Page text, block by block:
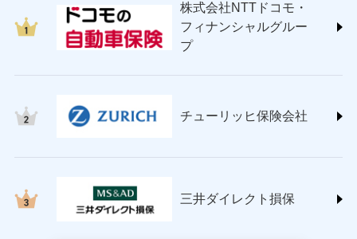
ＳＯＭＰＯダイレクト損害保険株式会社
(https://www.sompo-direct.co.jp/)
チューリッヒ保険会社 (https://www.zurich.co.jp/)
(https://www.nisshinfire.co.jp/)
(https://www.petfamilyins.co.jp/)
ins.com/)
三井ダイレクト損害保険株式会社
株式会社NTTドコモ・
フィナンシャルグルー
プ
チューリッヒ保険会社
三井ダイレクト損保